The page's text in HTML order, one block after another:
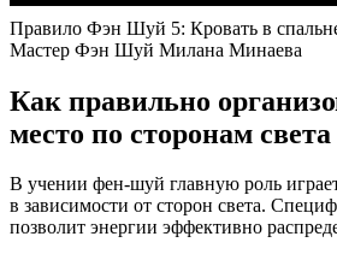
Правило Фэн Шуй 5: Кровать в
Мастер Фэн Шуй Милана Минаева
Как правильно
место по сторонам света
В учении фен-шуй главную роль
в зависимости от сторон света.
позволит энергии эффективно